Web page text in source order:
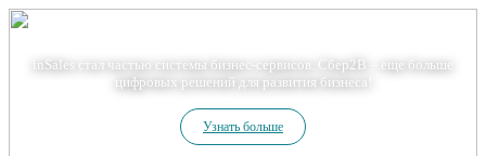
inSales стал частью системы бизнес-сервисов. Сбер2В – еще больше
цифровых решений для развития бизнеса!
Узнать больше